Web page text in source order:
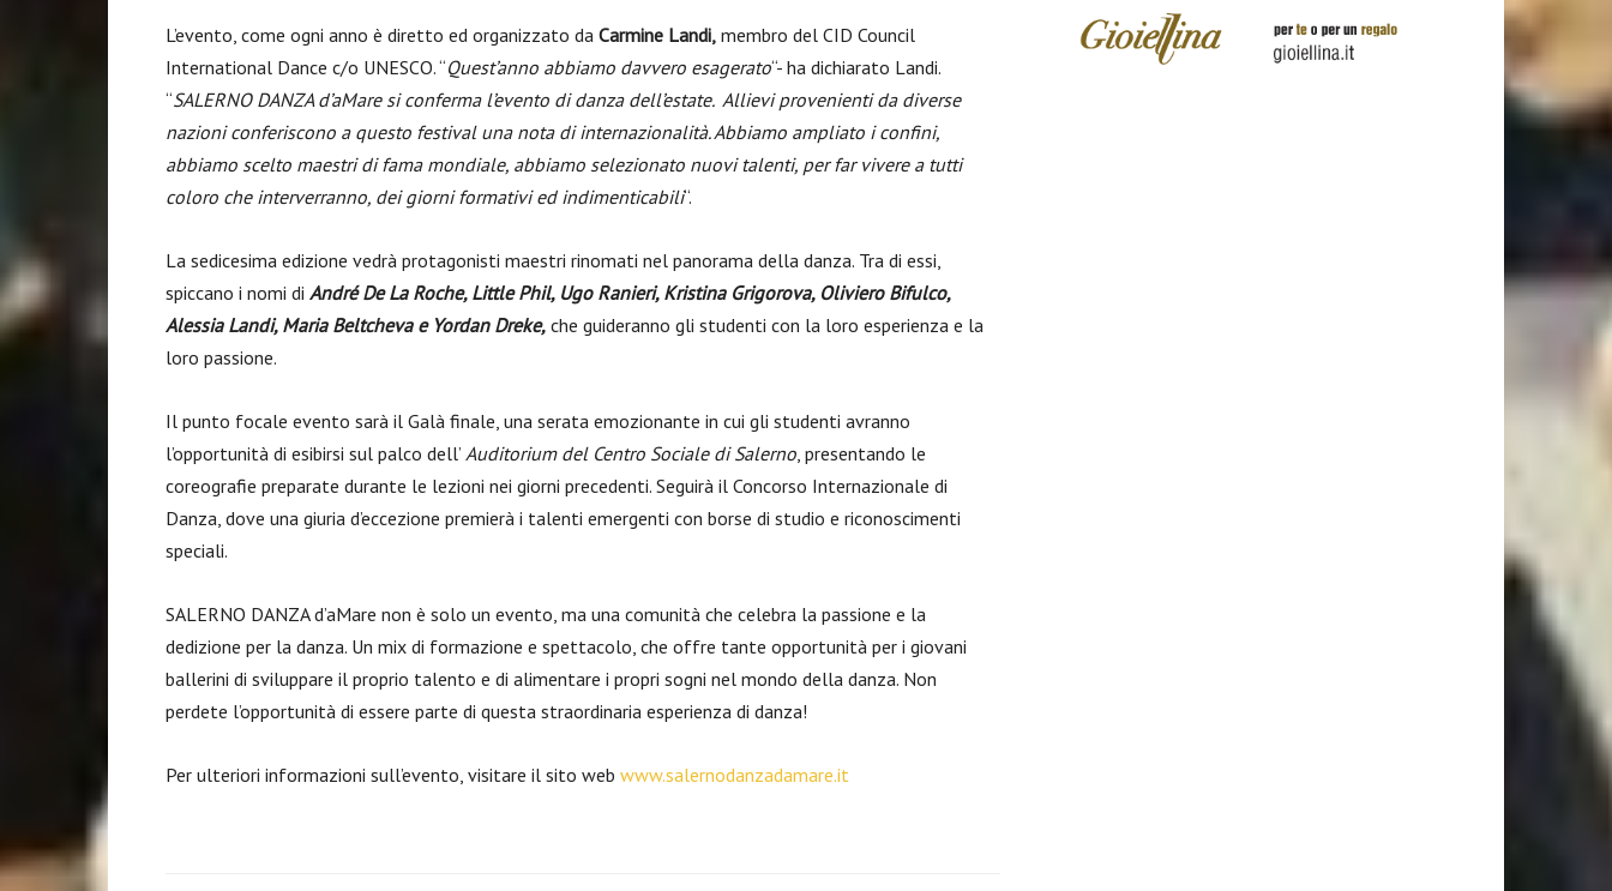
L’evento, come ogni anno è diretto ed organizzato da Carmine Landi, membro del CID Council
International Dance c/o UNESCO. “Quest’anno abbiamo davvero esagerato“- ha dichiarato Landi.
“SALERNO DANZA d’aMare si conferma l’evento di danza dell’estate. Allievi provenienti da diverse
nazioni conferiscono a questo festival una nota di internazionalità. Abbiamo ampliato i confini,
abbiamo scelto maestri di fama mondiale, abbiamo selezionato nuovi talenti, per far vivere a tutti
coloro che interverranno, dei giorni formativi ed indimenticabili“.
La sedicesima edizione vedrà protagonisti maestri rinomati nel panorama della danza. Tra di essi,
spiccano i nomi di André De La Roche, Little Phil, Ugo Ranieri, Kristina Grigorova, Oliviero Bifulco,
Alessia Landi, Maria Beltcheva e Yordan Dreke, che guideranno gli studenti con la loro esperienza e la
loro passione.
Il punto focale evento sarà il Galà finale, una serata emozionante in cui gli studenti avranno
l’opportunità di esibirsi sul palco dell’ Auditorium del Centro Sociale di Salerno, presentando le
coreografie preparate durante le lezioni nei giorni precedenti. Seguirà il Concorso Internazionale di
Danza, dove una giuria d’eccezione premierà i talenti emergenti con borse di studio e riconoscimenti
speciali.
SALERNO DANZA d’aMare non è solo un evento, ma una comunità che celebra la passione e la
dedizione per la danza. Un mix di formazione e spettacolo, che offre tante opportunità per i giovani
ballerini di sviluppare il proprio talento e di alimentare i propri sogni nel mondo della danza. Non
perdete l’opportunità di essere parte di questa straordinaria esperienza di danza!
Per ulteriori informazioni sull’evento, visitare il sito web www.salernodanzadamare.it